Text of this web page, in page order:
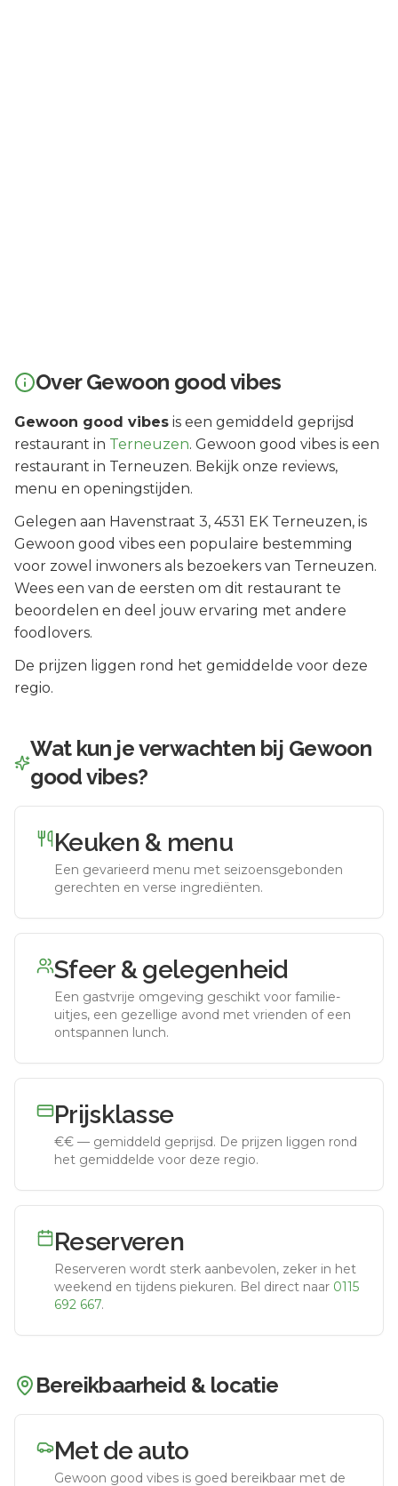
OverGewoon good vibes
Gewoon good vibes is een gemiddeld geprijsd
restaurant in Terneuzen. Gewoon good vibes is een
restaurant in Terneuzen. Bekijk onze reviews,
menu en openingstijden.
Gelegen aan Havenstraat 3, 4531 EK Terneuzen, is
Gewoon good vibes een populaire bestemming
voor zowel inwoners als bezoekers van Terneuzen.
Wees een van de eersten om dit restaurant te
beoordelen en deel jouw ervaring met andere
foodlovers.
De prijzen liggen rond het gemiddelde voor deze
regio.
Wat kun je verwachten bij Gewoon
good vibes?
Keuken & menu
Een gevarieerd menu met seizoensgebonden
gerechten en verse ingrediënten.
Sfeer & gelegenheid
Een gastvrije omgeving geschikt voor familie-
uitjes, een gezellige avond met vrienden of een
ontspannen lunch.
Prijsklasse
€€ — gemiddeld geprijsd. De prijzen liggen rond
het gemiddelde voor deze regio.
Reserveren
Reserveren wordt sterk aanbevolen, zeker in het
weekend en tijdens piekuren. Bel direct naar 0115
692 667.
Bereikbaarheid & locatie
Met de auto
Gewoon good vibes is goed bereikbaar met de